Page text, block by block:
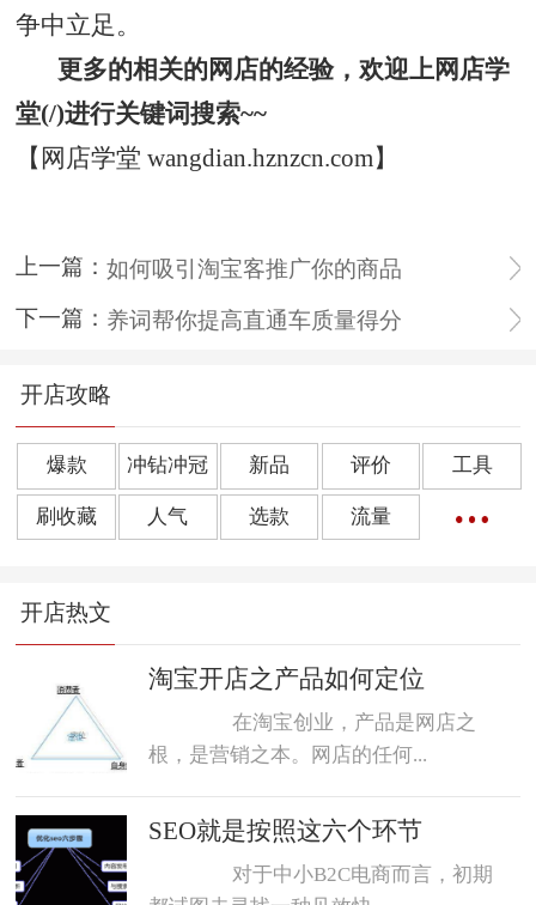
争中立足。
更多的相关的网店的经验，欢迎上网店学
堂(/)进行关键词搜索~~
【网店学堂 wangdian.hznzcn.com】
上一篇：如何吸引淘宝客推广你的商品
下一篇： 养词帮你提高直通车质量得分
开店攻略
爆款 冲钻冲冠 新品 评价 工具
刷收藏 人气 选款 流量
转化率
好评语 网店起名
开店热文
淘宝开店之产品如何定位
在淘宝创业，产品是网店之
根，是营销之本。网店的任何...
SEO就是按照这六个环节
对于中小B2C电商而言，初期